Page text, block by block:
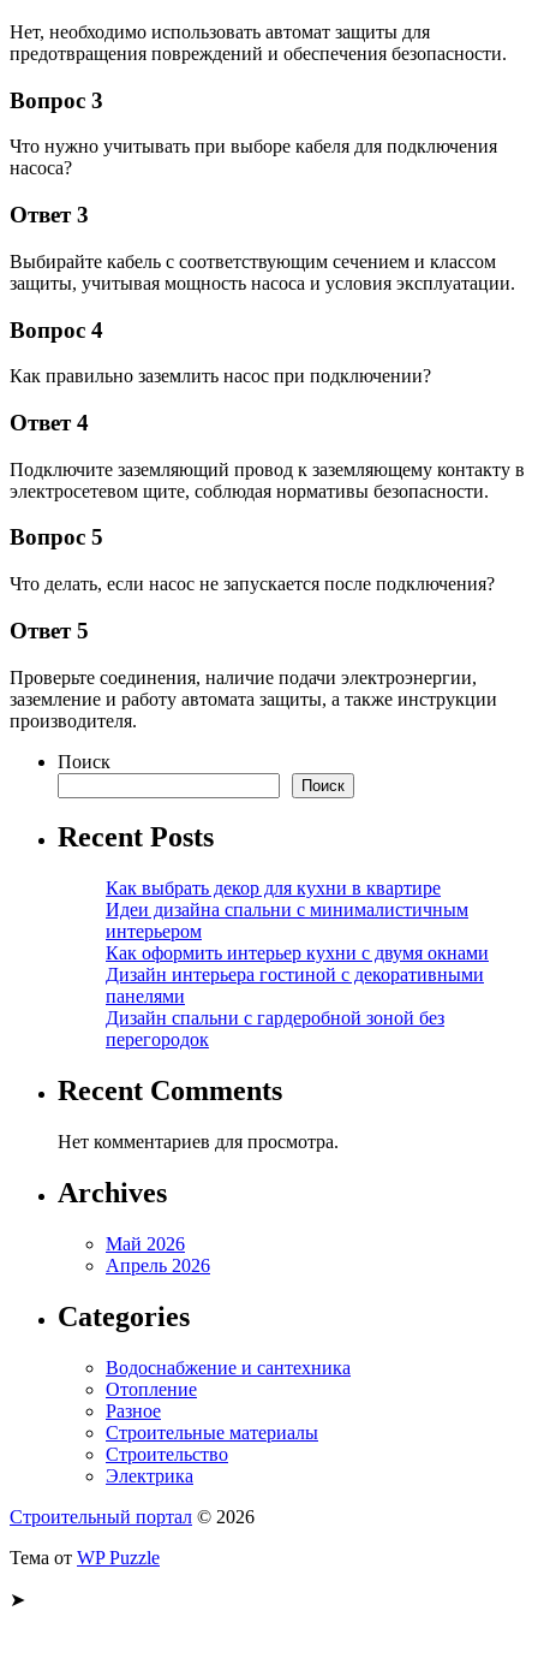
Нет, необходимо использовать автомат защиты для
предотвращения повреждений и обеспечения безопасности.
Вопрос 3
Что нужно учитывать при выборе кабеля для подключения
насоса?
Ответ 3
Выбирайте кабель с соответствующим сечением и классом
защиты, учитывая мощность насоса и условия эксплуатации.
Вопрос 4
Как правильно заземлить насос при подключении?
Ответ 4
Подключите заземляющий провод к заземляющему контакту в
электросетевом щите, соблюдая нормативы безопасности.
Вопрос 5
Что делать, если насос не запускается после подключения?
Ответ 5
Проверьте соединения, наличие подачи электроэнергии,
заземление и работу автомата защиты, а также инструкции
производителя.
Поиск
Поиск
Recent Posts
Как выбрать декор для кухни в квартире
Идеи дизайна спальни с минималистичным
интерьером
Как оформить интерьер кухни с двумя окнами
Дизайн интерьера гостиной с декоративными
панелями
Дизайн спальни с гардеробной зоной без
перегородок
Recent Comments
Нет комментариев для просмотра.
Archives
Май 2026
Апрель 2026
Categories
Водоснабжение и сантехника
Отопление
Разное
Строительные материалы
Строительство
Электрика
Строительный портал © 2026
Тема от WP Puzzle
➤